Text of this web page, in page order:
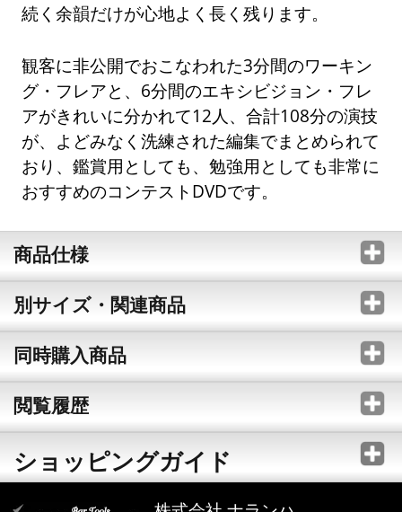
続く余韻だけが心地よく長く残ります。
観客に非公開でおこなわれた3分間のワーキン
グ・フレアと、6分間のエキシビジョン・フレ
アがきれいに分かれて12人、合計108分の演技
が、よどみなく洗練された編集でまとめられて
おり、鑑賞用としても、勉強用としても非常に
おすすめのコンテストDVDです。
商品仕様
別サイズ・関連商品
同時購入商品
閲覧履歴
ショッピングガイド